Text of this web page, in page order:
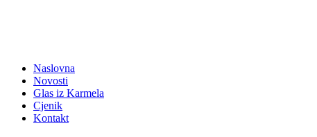
Naslovna
Novosti
Glas iz Karmela
Cjenik
Kontakt